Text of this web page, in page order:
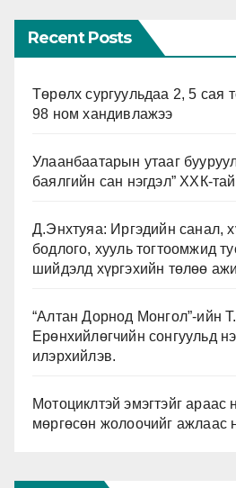
Recent Posts
Төрөлх сургуульдаа 2, 5 сая
98 ном хандивлажээ
Улаанбаатарын утааг
баялгийн сан нэгдэл” ХХК-
Д.Энхтуяа: Иргэдийн санал,
бодлого, хууль тогтоомжид
шийдэлд хүргэхийн төлөө
“Алтан Дорнод Монгол”-ийн
Ерөнхийлөгчийн сонгуульд
илэрхийлэв.
Мотоциклтэй эмэгтэйг араас
мөргөсөн жолоочийг ажлаас